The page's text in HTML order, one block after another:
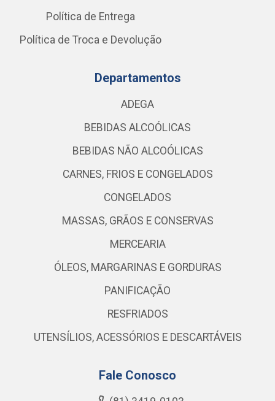
Política de Entrega
Política de Troca e Devolução
Departamentos
ADEGA
BEBIDAS ALCOÓLICAS
BEBIDAS NÃO ALCOÓLICAS
CARNES, FRIOS E CONGELADOS
CONGELADOS
MASSAS, GRÃOS E CONSERVAS
MERCEARIA
ÓLEOS, MARGARINAS E GORDURAS
PANIFICAÇÃO
RESFRIADOS
UTENSÍLIOS, ACESSÓRIOS E DESCARTÁVEIS
Fale Conosco